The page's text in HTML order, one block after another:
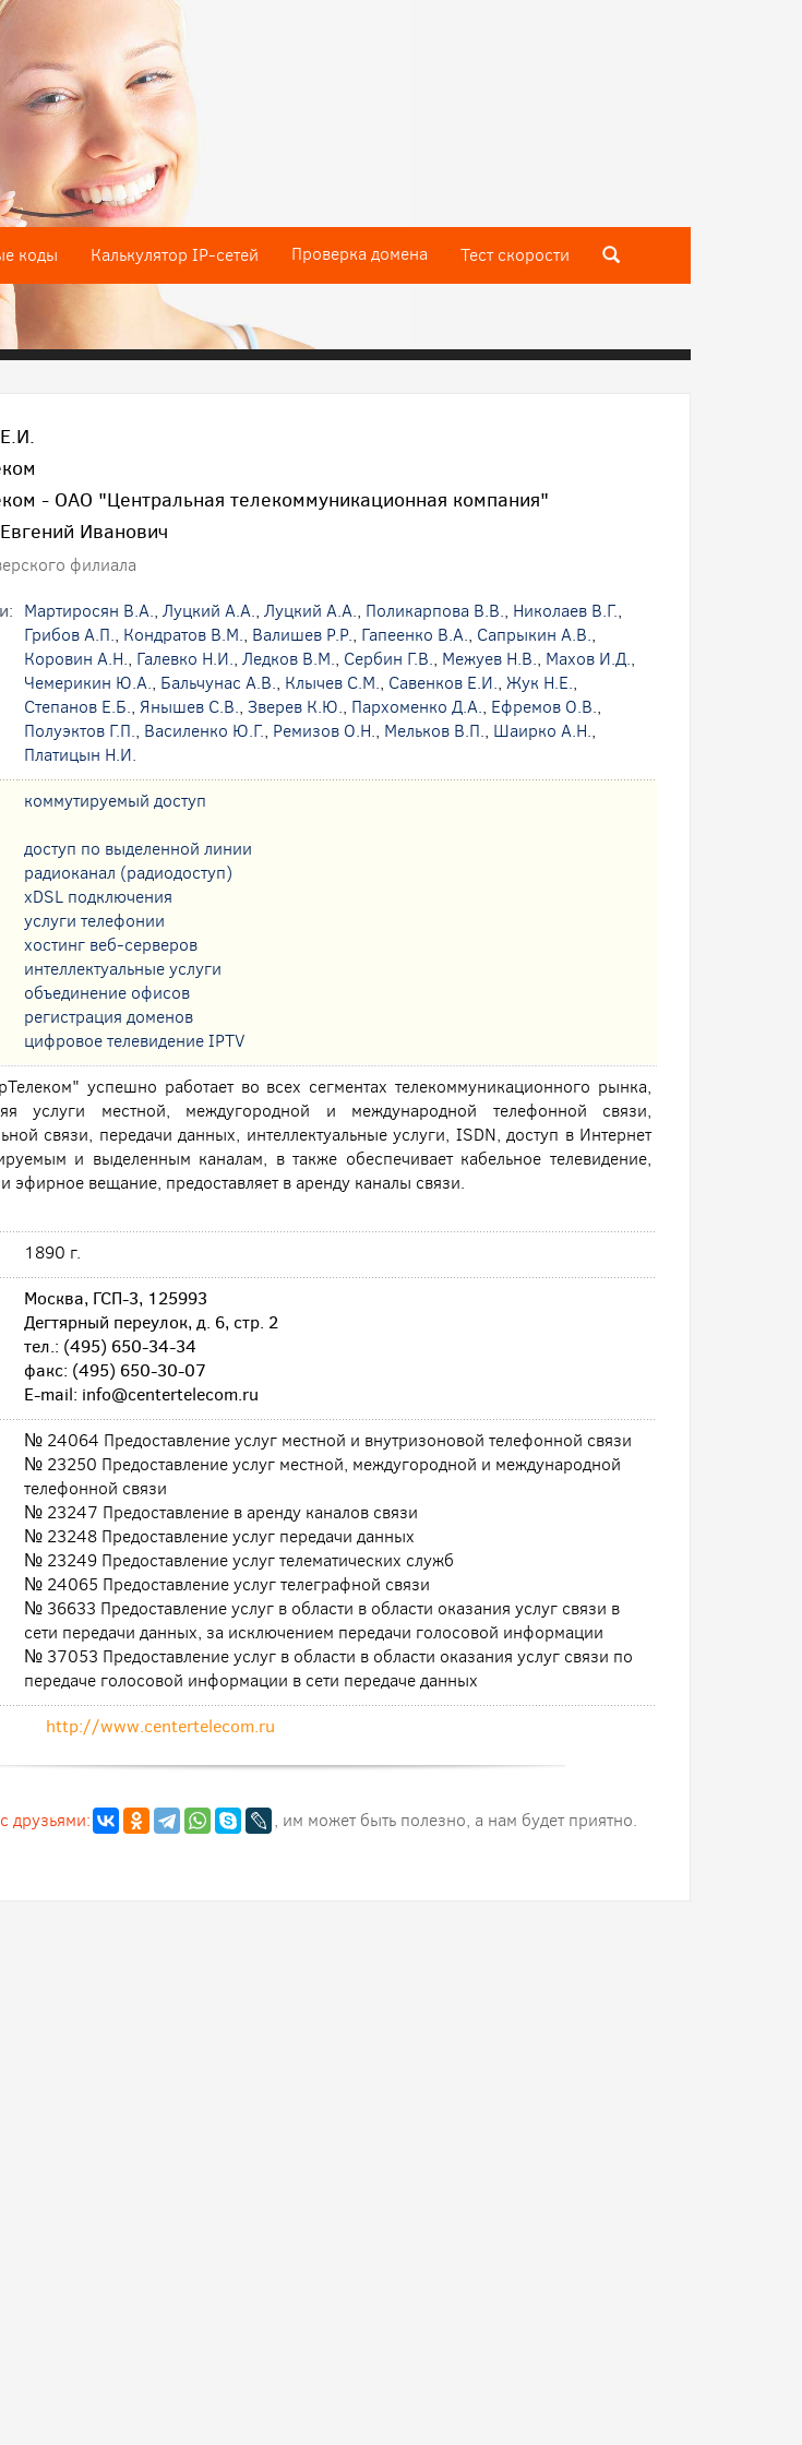
коды Калькулятор IP-сетей Проверка домена Тест скороcти
- ОАО "Центральная телекоммуникационная компания"
Иванович
филиала
Мартиросян В.А., Луцкий А.А., Луцкий А.А., Поликарпова В.В., Николаев В.Г.,
Грибов А.П., Кондратов В.М., Валишев Р.Р., Гапеенко В.А., Сапрыкин А.В.,
Коровин А.Н., Галевко Н.И., Ледков В.М., Сербин Г.В., Межуев Н.В., Махов И.Д.,
Чемерикин Ю.А., Бальчунас А.В., Клычев С.М., Савенков Е.И., Жук Н.Е.,
Степанов Е.Б., Янышев С.В., Зверев К.Ю., Пархоменко Д.А., Ефремов О.В.,
Полуэктов Г.П., Василенко Ю.Г., Ремизов О.Н., Мельков В.П., Шаирко А.Н.,
Платицын Н.И.
коммутируемый доступ
доступ по выделенной линии
радиоканал (радиодоступ)
xDSL подключения
услуги телефонии
хостинг веб-серверов
интеллектуальные услуги
oбъединение офисов
регистрация доменов
цифровое телевидение IPTV
успешно работает во всех сегментах телекоммуникационного рынка,
услуги местной, междугородной и международной телефонной связи,
связи, передачи данных, интеллектуальные услуги, ISDN, доступ в Интернет
и выделенным каналам, в также обеспечивает кабельное телевидение,
эфирное вещание, предоставляет в аренду каналы связи.
1890 г.
Москва, ГСП-3, 125993
Дегтярный переулок, д. 6, стр. 2
тел.: (495) 650-34-34
факс: (495) 650-30-07
E-mail: info@centertelecom.ru
№ 24064 Предоставление услуг местной и внутризоновой телефонной связи
№ 23250 Предоставление услуг местной, междугородной и международной
телефонной связи
№ 23247 Предоставление в аренду каналов связи
№ 23248 Предоставление услуг передачи данных
№ 23249 Предоставление услуг телематических служб
№ 24065 Предоставление услуг телеграфной связи
№ 36633 Предоставление услуг в области в области оказания услуг связи в
сети передачи данных, за исключением передачи голосовой информации
№ 37053 Предоставление услуг в области в области оказания услуг связи по
передаче голосовой информации в сети передаче данных
http://www.centertelecom.ru
друзьями: , им может быть полезно, а нам будет приятно.